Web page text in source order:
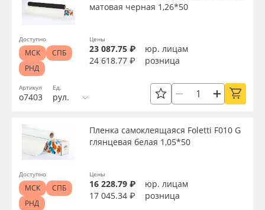
Артикул
о7403
матовая черная 1,26*50
Ед.
рул.
Цены
23 087.75 ₽
юр. лицам
24 618.77 ₽
розница
Доступно
МСК
СПБ
РНД
Пленка самоклеящаяся Foletti F010 G
глянцевая белая 1,05*50
Цены
16 228.79 ₽
юр. лицам
17 045.34 ₽
розница
Доступно
МСК
СПБ
РНД